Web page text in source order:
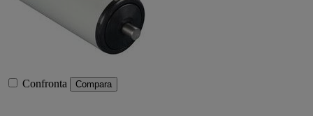
Confronta Compara